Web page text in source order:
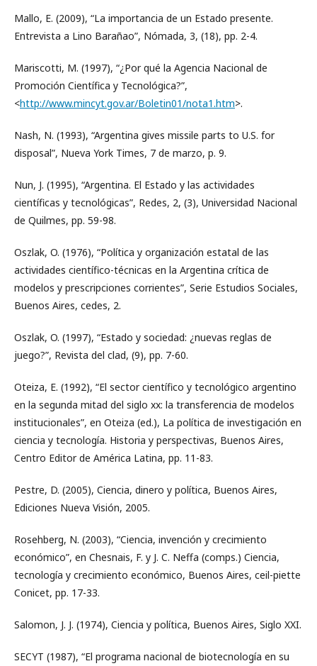
Mallo, E. (2009), “La importancia de un Estado presente.
Entrevista a Lino Barañao”, Nómada, 3, (18), pp. 2-4.
Mariscotti, M. (1997), “¿Por qué la Agencia Nacional de
Promoción Científica y Tecnológica?”,
<http://www.mincyt.gov.ar/Boletin01/nota1.htm>.
Nash, N. (1993), “Argentina gives missile parts to U.S. for
disposal”, Nueva York Times, 7 de marzo, p. 9.
Nun, J. (1995), “Argentina. El Estado y las actividades
científicas y tecnológicas”, Redes, 2, (3), Universidad Nacional
de Quilmes, pp. 59-98.
Oszlak, O. (1976), “Política y organización estatal de las
actividades científico-técnicas en la Argentina crítica de
modelos y prescripciones corrientes”, Serie Estudios Sociales,
Buenos Aires, cedes, 2.
Oszlak, O. (1997), “Estado y sociedad: ¿nuevas reglas de
juego?”, Revista del clad, (9), pp. 7-60.
Oteiza, E. (1992), “El sector científico y tecnológico argentino
en la segunda mitad del siglo xx: la transferencia de modelos
institucionales”, en Oteiza (ed.), La política de investigación en
ciencia y tecnología. Historia y perspectivas, Buenos Aires,
Centro Editor de América Latina, pp. 11-83.
Pestre, D. (2005), Ciencia, dinero y política, Buenos Aires,
Ediciones Nueva Visión, 2005.
Rosehberg, N. (2003), “Ciencia, invención y crecimiento
económico”, en Chesnais, F. y J. C. Neffa (comps.) Ciencia,
tecnología y crecimiento económico, Buenos Aires, ceil-piette
Conicet, pp. 17-33.
Salomon, J. J. (1974), Ciencia y política, Buenos Aires, Siglo XXI.
SECYT (1987), “El programa nacional de biotecnología en su